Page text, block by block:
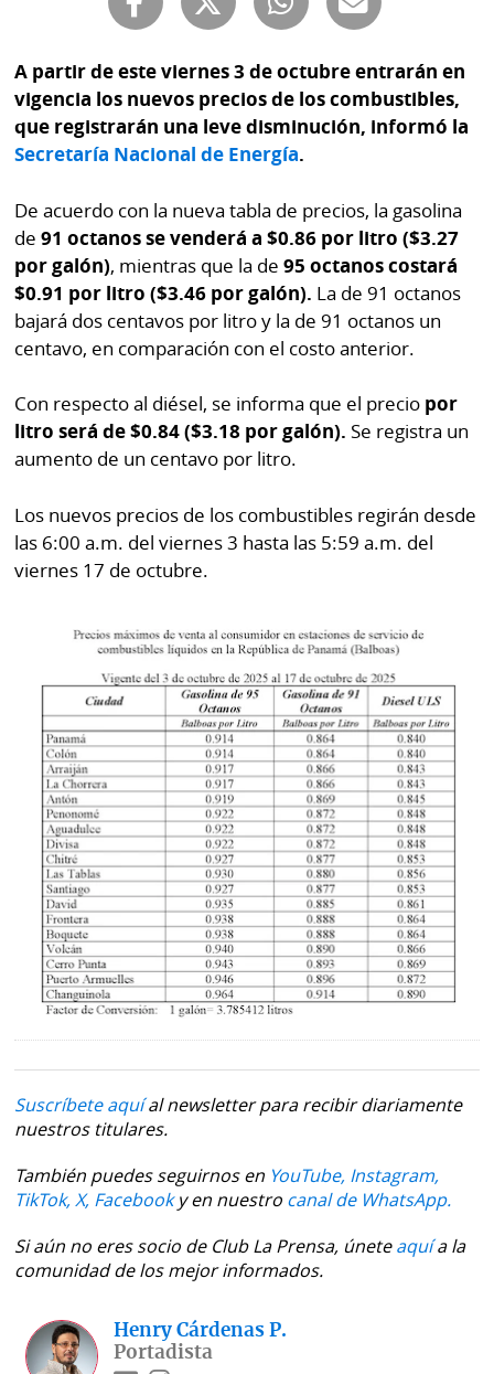
Buscador
Comunicados
Catálogos
Lotería
Kiosko
digital
Luctuosas
RSS
Temas
Autores
al
lector
Buenas
prácticas
OTROS
SITIOS
por
Metro
Tienda
Tiquetes
Cero
KM
Corprensa
Diario
Ellas
La
Prensa
Busca
Fácil
Hoy
Hoy
Sábado
Picante
Tal
Cual
Sabrina
Sin
Censura
A partir de este viernes 3 de octubre entrarán en
vigencia los nuevos precios de los combustibles,
que registrarán una leve disminución, informó la
Secretaría Nacional de Energía.
De acuerdo con la nueva tabla de precios, la gasolina
de 91 octanos se venderá a $0.86 por litro ($3.27
por galón), mientras que la de95 octanos costará
$0.91 por litro ($3.46 por galón). La de 91 octanos
bajará dos centavos por litro y la de 91 octanos un
centavo, en comparación con el costo anterior.
Con respecto al diésel, se informa que el precio por
litro será de $0.84 ($3.18 por galón). Se registra un
aumento de un centavo por litro.
Los nuevos precios de los combustibles regirán desde
las 6:00 a.m. del viernes 3 hasta las 5:59 a.m. del
viernes 17 de octubre.
Suscríbete aquíal newsletter para recibir diariamente
nuestros titulares.
También puedes seguirnos en YouTube, Instagram,
TikTok, X, Facebooky en nuestro canal de WhatsApp.
Si aún no eres socio de Club La Prensa, úneteaquía la
comunidad de los mejor informados.
Henry Cárdenas P.
Portadista